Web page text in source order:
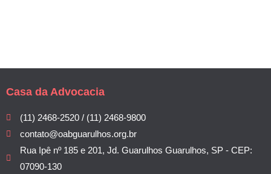
Casa da Advocacia
(11) 2468-2520 / (11) 2468-9800
contato@oabguarulhos.org.br
Rua Ipê nº 185 e 201, Jd. Guarulhos Guarulhos, SP - CEP:
07090-130